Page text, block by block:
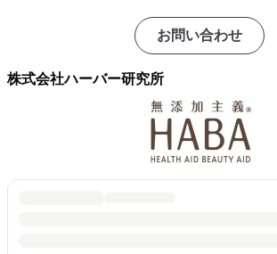
お問い合わせ
株式会社ハーバー研究所